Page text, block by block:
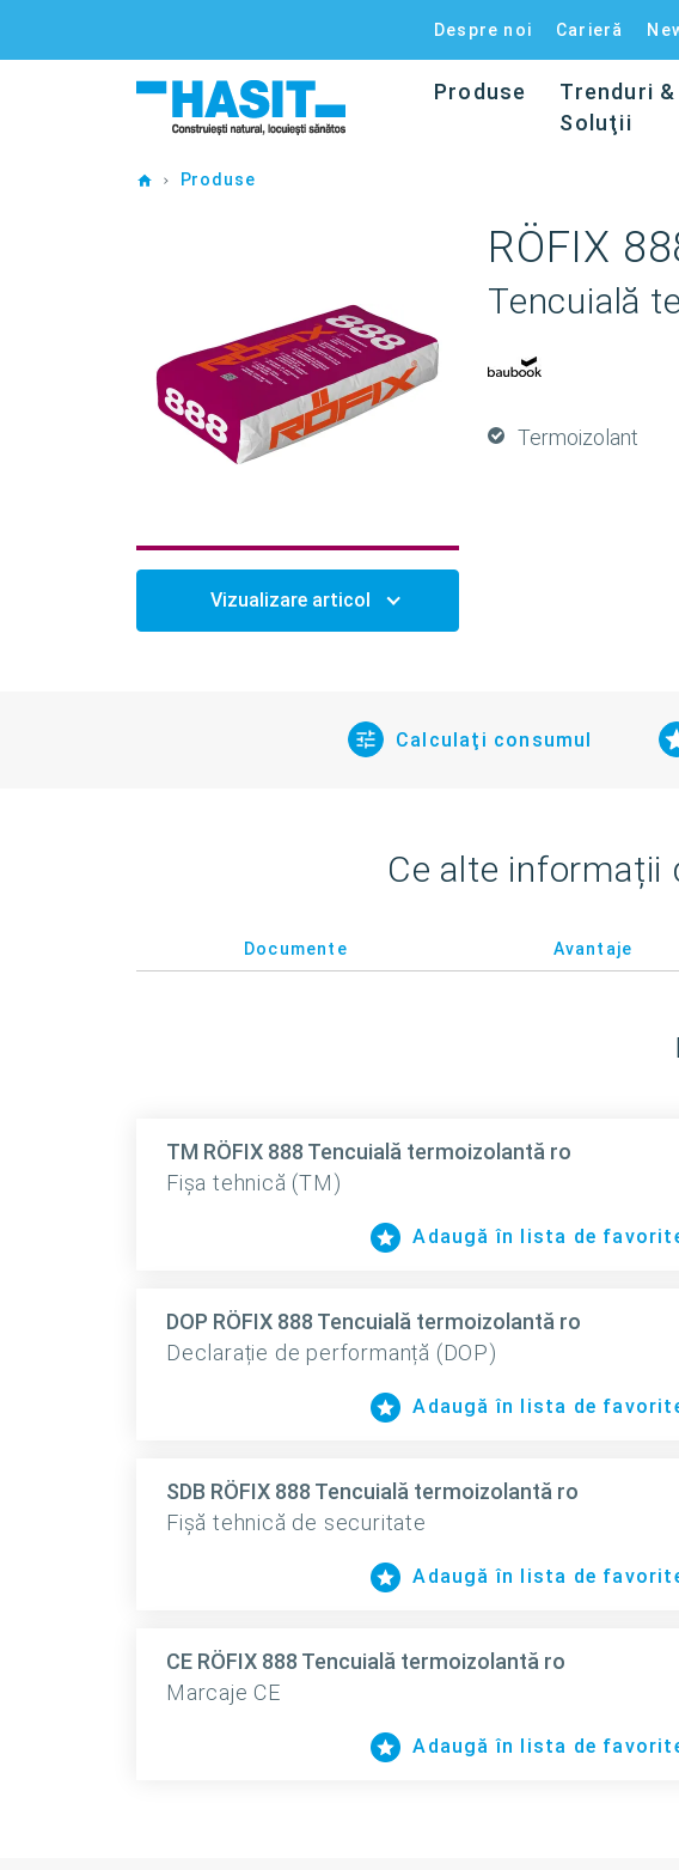
Despre noi Carieră
Produse
Trenduri &
Soluţii
HomeProduse
RÖFIX
Tencuială
Termoizolant
Vizualizare articol
Calculaţi consumul
Ce alte informații
Documente Avantaje
TM RÖFIX 888 Tencuială termoizolantă ro
Fișa tehnică (TM)
Adaugă în lista de
DOP RÖFIX 888 Tencuială termoizolantă ro
Declarație de performanță (DOP)
Adaugă în lista de
SDB RÖFIX 888 Tencuială termoizolantă ro
Fișă tehnică de securitate
Adaugă în lista de
CE RÖFIX 888 Tencuială termoizolantă ro
Marcaje CE
Adaugă în lista de